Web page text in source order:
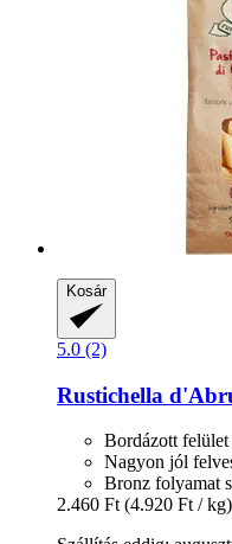
Kosár
5.0 (2)
Rustichella
Bordázott felület
Nagyon jól
Bronz folyamat
2.460 Ft (4.920 Ft / kg)